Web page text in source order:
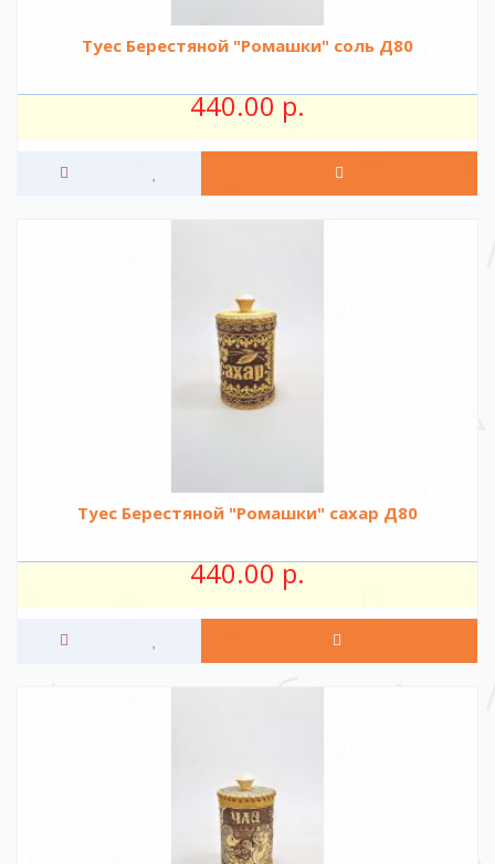
Туес Берестяной "Ромашки" соль Д80
440.00 р.
Туес Берестяной "Ромашки" сахар Д80
440.00 р.